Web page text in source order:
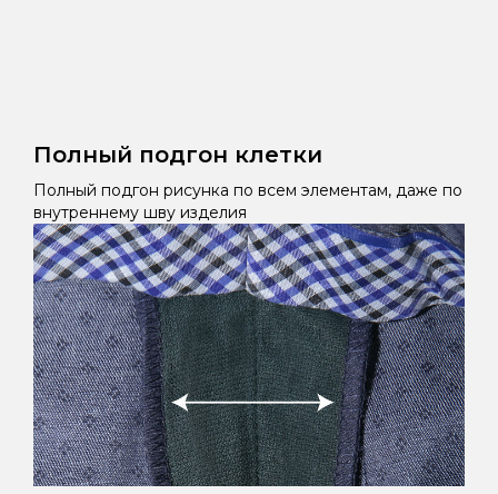
Полный подгон клетки
Полный подгон рисунка по всем элементам, даже по
внутреннему шву изделия